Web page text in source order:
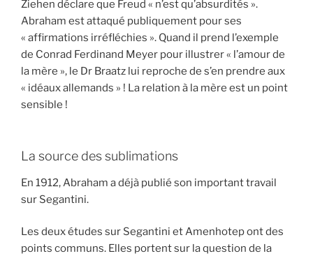
Ziehen déclare que Freud « n’est qu’absurdités ».
Abraham est attaqué publiquement pour ses
« affirmations irréfléchies ». Quand il prend l’exemple
de Conrad Ferdinand Meyer pour illustrer « l’amour de
la mère », le Dr Braatz lui reproche de s’en prendre aux
« idéaux allemands » ! La relation à la mère est un point
sensible !
La source des sublimations
En 1912, Abraham a déjà publié son important travail
sur Segantini.
Les deux études sur Segantini et Amenhotep ont des
points communs. Elles portent sur la question de la